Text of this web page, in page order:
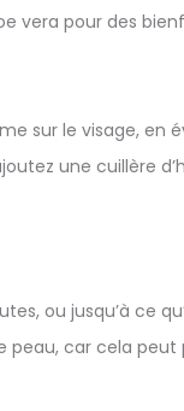
vera pour des
sur le visage, en
une cuillère
ou jusqu’à ce
car cela peut